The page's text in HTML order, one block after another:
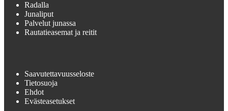
Radalla
Junaliput
Palvelut junassa
Rautatieasemat ja reitit
Saavutettavuusseloste
Tietosuoja
Ehdot
Evästeasetukset